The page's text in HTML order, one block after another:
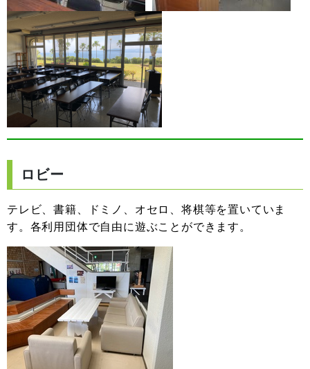
ロビー
テレビ、書籍、ドミノ、オセロ、将棋等を置いていま
す。各利用団体で自由に遊ぶことができます。